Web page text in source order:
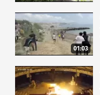
01:03